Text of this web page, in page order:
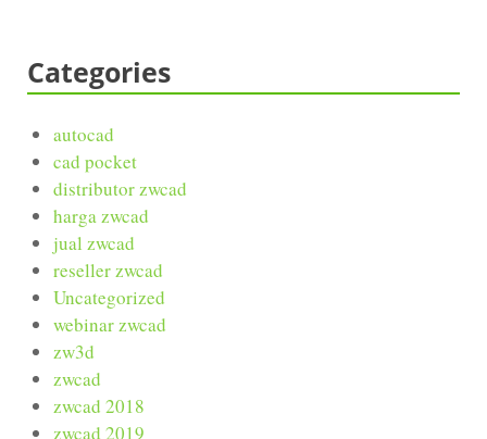
Categories
autocad
cad pocket
distributor zwcad
harga zwcad
jual zwcad
reseller zwcad
Uncategorized
webinar zwcad
zw3d
zwcad
zwcad 2018
zwcad 2019